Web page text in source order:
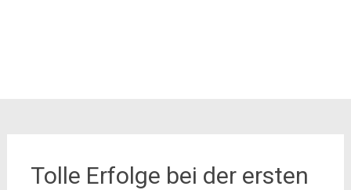
Tolle Erfolge bei der ersten